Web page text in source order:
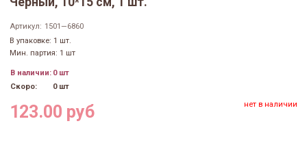
Артикул: 1501—6860
В упаковке: 1 шт.
Мин. партия: 1 шт
В наличии: 0 шт
Скоро:
0 шт
123.00 руб нет в наличии